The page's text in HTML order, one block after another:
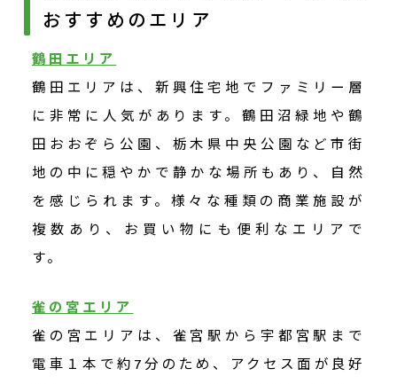
おすすめのエリア
鶴田エリア
鶴田エリアは、新興住宅地でファミリー層
に非常に人気があります。鶴田沼緑地や鶴
田おおぞら公園、栃木県中央公園など市街
地の中に穏やかで静かな場所もあり、自然
を感じられます。様々な種類の商業施設が
複数あり、お買い物にも便利なエリアで
す。
雀の宮エリア
雀の宮エリアは、雀宮駅から宇都宮駅まで
電車１本で約7分のため、アクセス面が良好